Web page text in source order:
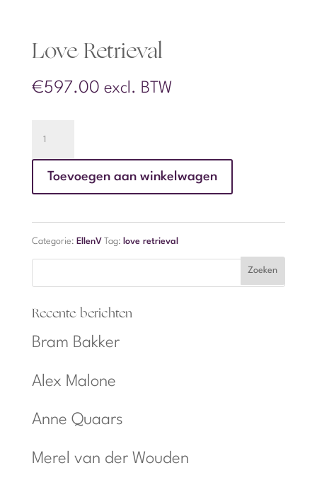
Love Retrieval
€597.00 excl. BTW
Love
Retrieval
aantal
Toevoegen aan winkelwagen
Categorie: EllenV Tag: love retrieval
Recente berichten
Bram Bakker
Alex Malone
Anne Quaars
Merel van der Wouden